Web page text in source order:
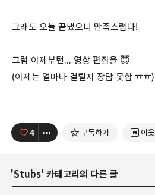
그래도 오늘 끝냈으니 만족스럽다!
그럼 이제부턴... 영상 편집을 😇
(이제는 얼마나 걸릴지 장담 못함 ㅠㅠ)
4 구독하기 이웃
'Stubs' 카테고리의 다른 글